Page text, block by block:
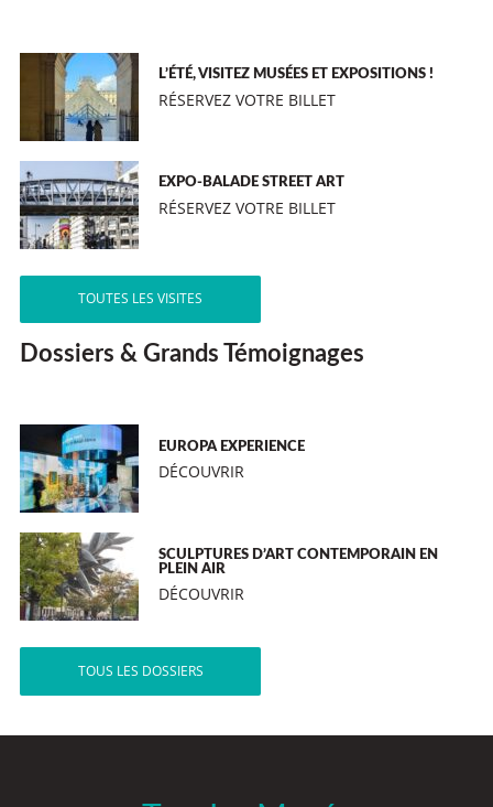
L’ÉTÉ, VISITEZ MUSÉES ET EXPOSITIONS !
RÉSERVEZ VOTRE BILLET
EXPO-BALADE STREET ART
RÉSERVEZ VOTRE BILLET
TOUTES LES VISITES
Dossiers & Grands Témoignages
EUROPA EXPERIENCE
DÉCOUVRIR
SCULPTURES D’ART CONTEMPORAIN EN
PLEIN AIR
DÉCOUVRIR
TOUS LES DOSSIERS